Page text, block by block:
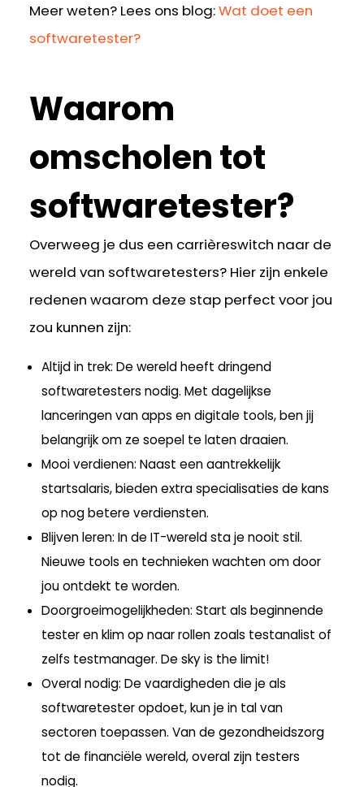
Meer weten? Lees ons blog:Wat doet een
softwaretester?
Waarom
omscholen tot
softwaretester?
Overweeg je dus een carrièreswitch naar de
wereld van softwaretesters? Hier zijn enkele
redenen waarom deze stap perfect voor jou
zou kunnen zijn:
Altijd in trek: De wereld heeft dringend
softwaretesters nodig. Met dagelijkse
lanceringen van apps en digitale tools, ben jij
belangrijk om ze soepel te laten draaien.
Mooi verdienen: Naast een aantrekkelijk
startsalaris, bieden extra specialisaties de kans
op nog betere verdiensten.
Blijven leren: In de IT-wereld sta je nooit stil.
Nieuwe tools en technieken wachten om door
jou ontdekt te worden.
Doorgroeimogelijkheden: Start als beginnende
tester en klim op naar rollen zoals testanalist of
zelfs testmanager. De sky is the limit!
Overal nodig: De vaardigheden die je als
softwaretester opdoet, kun je in tal van
sectoren toepassen. Van de gezondheidszorg
tot de financiële wereld, overal zijn testers
nodig.